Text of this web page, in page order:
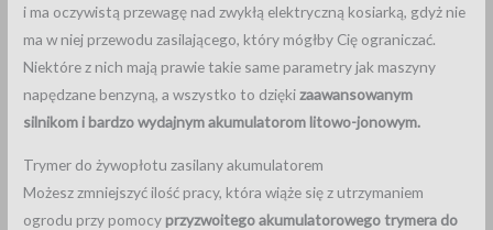
i ma oczywistą przewagę nad zwykłą elektryczną kosiarką, gdyż nie
ma w niej przewodu zasilającego, który mógłby Cię ograniczać.
Niektóre z nich mają prawie takie same parametry jak maszyny
napędzane benzyną, a wszystko to dziękizaawansowanym
silnikom i bardzo wydajnym akumulatorom litowo-jonowym.
Trymer do żywopłotu zasilany akumulatorem
Możesz zmniejszyć ilość pracy, która wiąże się z utrzymaniem
ogrodu przy pomocy przyzwoitego akumulatorowego trymera do